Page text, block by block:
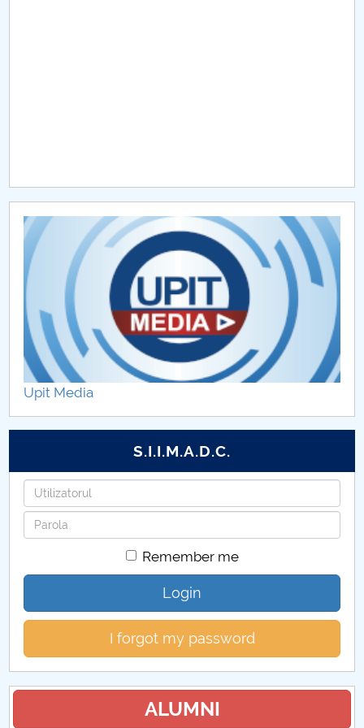
Chestionar angajabilitate ALUMNI – UPB
CAR2026
MENIU CANTINA
Hotărâri Senat din 11 ianuarie 2024
Hotărâri Senat din 27 iunie 2024
Hotărâri Senat din 5 iulie 2024
Hotărâri Senat din 22 iulie 2024
Hotărâri Senat din 31 iulie 2024
Hotărâri Senat din 20 septembrie 2024
Hotărâri Senat din 27 septembrie
Hotărâri Senat din 14 octombrie 2024
Hotărâri Senat din 24 octombrie 2024
Hotărâri Senat din 30 octombrie 2024
Upit Media
S.I.I.M.A.D.C.
Username
Password
Remember me
Login
I forgot my password
ALUMNI